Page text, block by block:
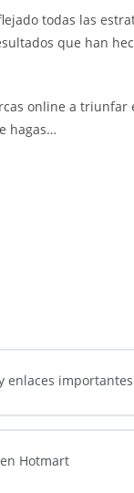
todas las
que han
online a
hagas…
enlaces
Hotmart